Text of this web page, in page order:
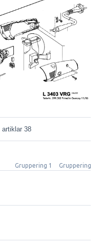
artiklar 38
Gruppering 1 Gruppering 2